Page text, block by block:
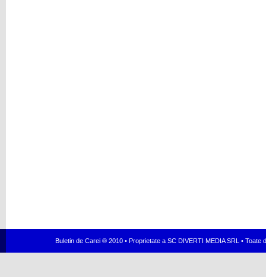
Buletin de Carei ® 2010 • Proprietate a SC DIVERTI MEDIA SRL •